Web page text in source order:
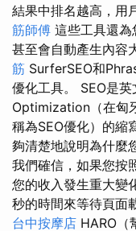
結果中排名越高，用
筋師傅 這些工具還
甚至會自動產生內容
筋 SurferSEO和
優化工具。 SEO是
Optimization（在匈
稱為SEO優化）的縮
夠清楚地說明為什麼
我們確信，如果您按
您的收入發生重大變
秒的時間來等待頁面
台中按摩店 HARO（